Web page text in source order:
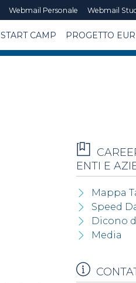
Webmail Personale Webmail
START CAMP PROGETTO
ENTI E
Mappa
Speed
Dicono
Media